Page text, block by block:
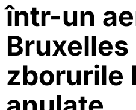
într-un
Bruxelles
zborurile